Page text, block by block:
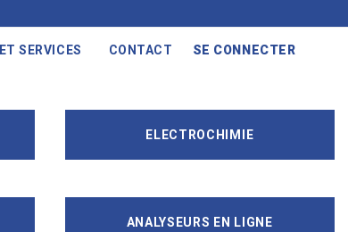
SERVICES CONTACT SE CONNECTER
ELECTROCHIMIE
ANALYSEURS EN LIGNE